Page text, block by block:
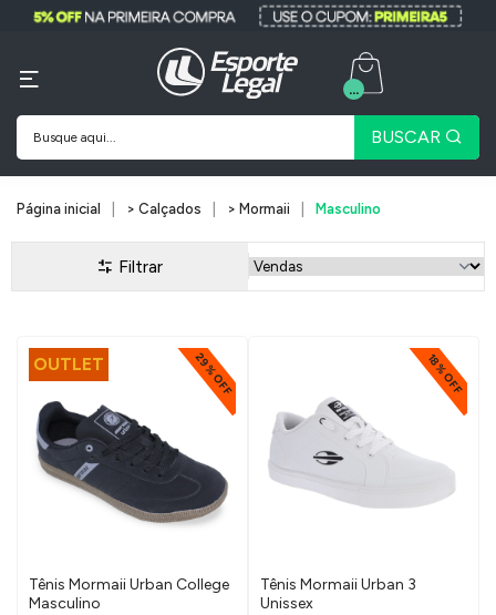
BUSCAR
...
Página inicial > Calçados > Mormaii Masculino
Filtrar
OUTLET 29% OFF
Tênis Mormaii Urban College
Masculino
18% OFF
Tênis Mormaii Urban 3
Unissex